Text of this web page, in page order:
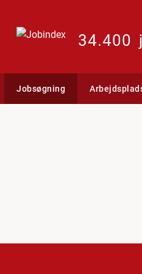
34.400
Jobsøgning